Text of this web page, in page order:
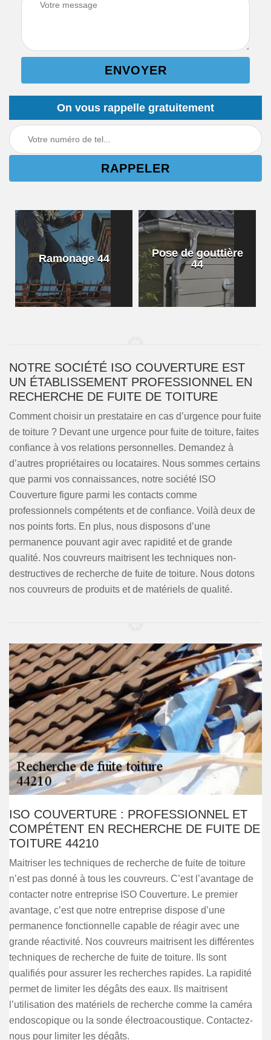
On vous rappelle gratuitement
Ramonage 44
Pose de gouttière
44
NOTRE SOCIÉTÉ ISO COUVERTURE EST
UN ÉTABLISSEMENT PROFESSIONNEL EN
RECHERCHE DE FUITE DE TOITURE
Comment choisir un prestataire en cas d’urgence pour fuite
de toiture ? Devant une urgence pour fuite de toiture, faites
confiance à vos relations personnelles. Demandez à
d’autres propriétaires ou locataires. Nous sommes certains
que parmi vos connaissances, notre société ISO
Couverture figure parmi les contacts comme
professionnels compétents et de confiance. Voilà deux de
nos points forts. En plus, nous disposons d’une
permanence pouvant agir avec rapidité et de grande
qualité. Nos couvreurs maitrisent les techniques non-
destructives de recherche de fuite de toiture. Nous dotons
nos couvreurs de produits et de matériels de qualité.
ISO COUVERTURE : PROFESSIONNEL ET
COMPÉTENT EN RECHERCHE DE FUITE DE
TOITURE 44210
Maitriser les techniques de recherche de fuite de toiture
n’est pas donné à tous les couvreurs. C’est l’avantage de
contacter notre entreprise ISO Couverture. Le premier
avantage, c’est que notre entreprise dispose d’une
permanence fonctionnelle capable de réagir avec une
grande réactivité. Nos couvreurs maitrisent les différentes
techniques de recherche de fuite de toiture. Ils sont
qualifiés pour assurer les recherches rapides. La rapidité
permet de limiter les dégâts des eaux. Ils maitrisent
l’utilisation des matériels de recherche comme la caméra
endoscopique ou la sonde électroacoustique. Contactez-
nous pour limiter les dégâts.